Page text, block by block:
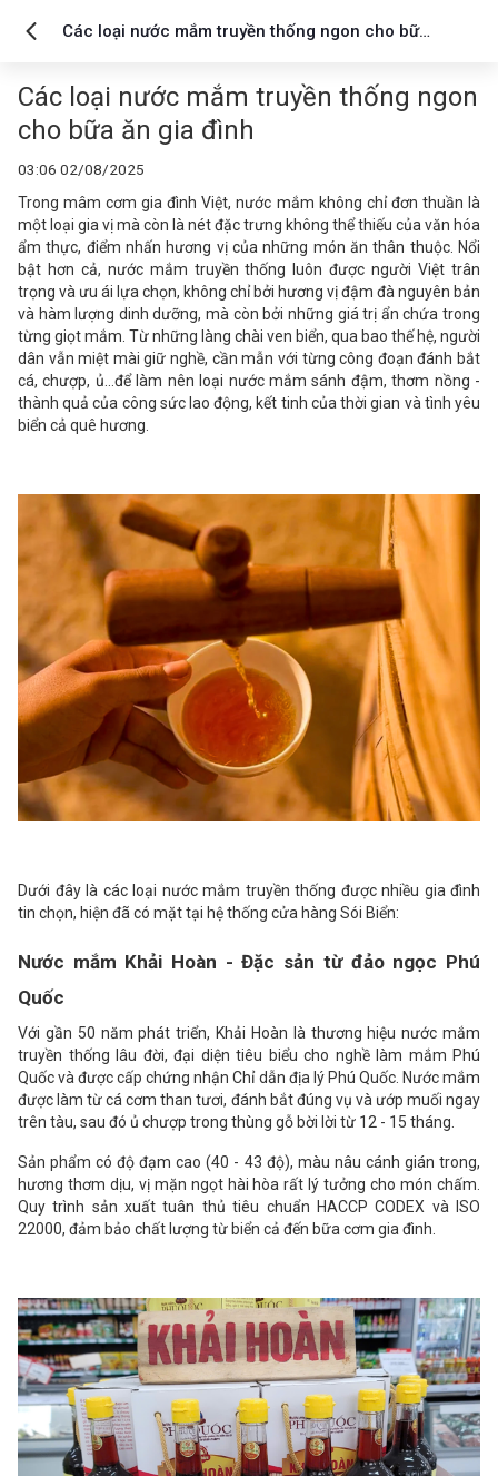
Các loại nước mắm truyền thống ngon cho bữa
Các loại nước mắm truyền thống ngon
cho bữa ăn gia đình
03:06 02/08/2025
Trong mâm cơm gia đình Việt, nước mắm không chỉ đơn thuần là
một loại gia vị mà còn là nét đặc trưng không thể thiếu của văn hóa
ẩm thực, điểm nhấn hương vị của những món ăn thân thuộc. Nổi
bật hơn cả, nước mắm truyền thống luôn được người Việt trân
trọng và ưu ái lựa chọn, không chỉ bởi hương vị đậm đà nguyên bản
và hàm lượng dinh dưỡng, mà còn bởi những giá trị ẩn chứa trong
từng giọt mắm. Từ những làng chài ven biển, qua bao thế hệ, người
dân vẫn miệt mài giữ nghề, cần mẫn với từng công đoạn đánh bắt
cá, chượp, ủ...để làm nên loại nước mắm sánh đậm, thơm nồng -
thành quả của công sức lao động, kết tinh của thời gian và tình yêu
biển cả quê hương.
Dưới đây là các loại nước mắm truyền thống được nhiều gia đình
tin chọn, hiện đã có mặt tại hệ thống cửa hàng Sói Biển:
Nước mắm Khải Hoàn - Đặc sản từ đảo ngọc Phú
Quốc
Với gần 50 năm phát triển, Khải Hoàn là thương hiệu nước mắm
truyền thống lâu đời, đại diện tiêu biểu cho nghề làm mắm Phú
Quốc và được cấp chứng nhận Chỉ dẫn địa lý Phú Quốc. Nước mắm
được làm từ cá cơm than tươi, đánh bắt đúng vụ và ướp muối ngay
trên tàu, sau đó ủ chượp trong thùng gỗ bời lời từ 12 - 15 tháng.
Sản phẩm có độ đạm cao (40 - 43 độ), màu nâu cánh gián trong,
hương thơm dịu, vị mặn ngọt hài hòa rất lý tưởng cho món chấm.
Quy trình sản xuất tuân thủ tiêu chuẩn HACCP CODEX và ISO
22000, đảm bảo chất lượng từ biển cả đến bữa cơm gia đình.